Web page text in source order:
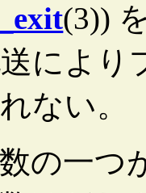
(3))
により
ない。
の一つ